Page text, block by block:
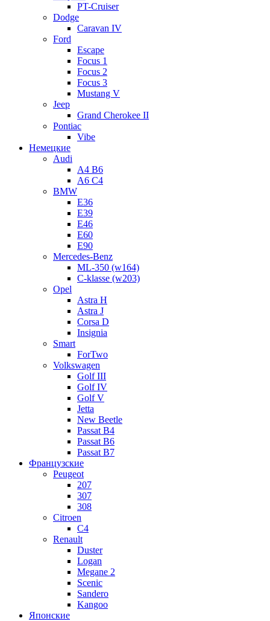
PT-Cruiser
Dodge
Caravan IV
Ford
Escape
Focus 1
Focus 2
Focus 3
Mustang V
Jeep
Grand Cherokee II
Pontiac
Vibe
Немецкие
Audi
A4 B6
A6 C4
BMW
E36
E39
E46
E60
E90
Mercedes-Benz
ML-350 (w164)
C-klasse (w203)
Opel
Astra H
Astra J
Corsa D
Insignia
Smart
ForTwo
Volkswagen
Golf III
Golf IV
Golf V
Jetta
New Beetle
Passat B4
Passat B6
Passat B7
Французские
Peugeot
207
307
308
Citroen
C4
Renault
Duster
Logan
Megane 2
Scenic
Sandero
Kangoo
Японские